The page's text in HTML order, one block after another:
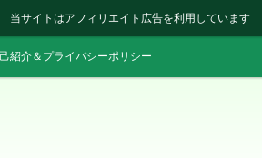
当サイトはアフィリエイト広告を利用しています
紹介＆プライバシーポリシー